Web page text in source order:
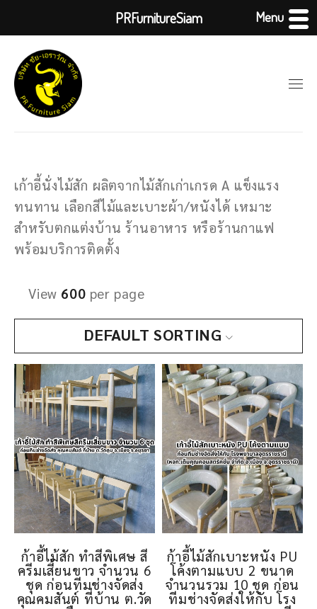
เก้าอี้นั่งไม้สัก ผลิตจากไม้สักเก่าเกรด A แข็งแรง
ทนทาน เลือกสีไม้และเบาะผ้า/หนังได้ เหมาะ
สำหรับตกแต่งบ้าน ร้านอาหาร หรือร้านกาแฟ
พร้อมบริการติดตั้ง
DEFAULT SORTING
View 600 per page
ก้าอี้ไม้สัก ทำสีพิเศษ สี
ครีมเสี้ยนขาว จำนวน 6
ชุด ก่อนทีมช่างจัดส่ง
คุณคมสันต์ ที่บ้าน ต.วัด
ก้าอี้ไม้สักเบาะหนัง PU
โค้งตามแบบ 2 ขนาด
จำนวนรวม 10 ชุด ก่อน
ทีมช่างจัดส่งให้กับ โรง
PRFurnitureSiam Menu